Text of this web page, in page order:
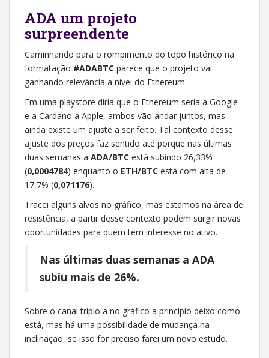
ADA um projeto
surpreendente
Caminhando para o rompimento do topo histórico na
formatação #ADABTC parece que o projeto vai
ganhando relevância a nível do Ethereum.
Em uma playstore diria que o Ethereum seria a Google
e a Cardano a Apple, ambos vão andar juntos, mas
ainda existe um ajuste a ser feito. Tal contexto desse
ajuste dos preços faz sentido até porque nas últimas
duas semanas a ADA/BTC está subindo 26,33%
(0,0004784) enquanto o ETH/BTC está com alta de
17,7% (0,071176).
Tracei alguns alvos no gráfico, mas estamos na área de
resistência, a partir desse contexto podem surgir novas
oportunidades para quem tem interesse no ativo.
Nas últimas duas semanas a ADA
subiu mais de 26%.
Sobre o canal triplo a no gráfico a princípio deixo como
está, mas há uma possibilidade de mudança na
inclinação, se isso for preciso farei um novo estudo.